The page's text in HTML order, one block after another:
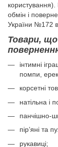
користування).
обмін і
України №172
Товари,
інтимні
помпи,
корсетні
натільна і
панчішно-
пір’яні та
рукавиці;